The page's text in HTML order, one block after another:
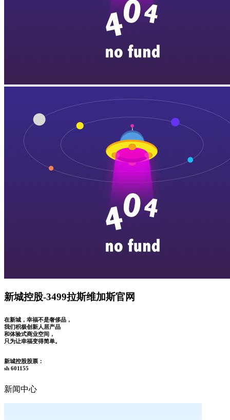
新城控股-3499拉斯维加斯官网
在新城，幸福不是奢侈品，
我们积极创新人居产品
和体验式商业空间，
只为让幸福变得简单。
新城控股股票：
sh 601155
新闻中心